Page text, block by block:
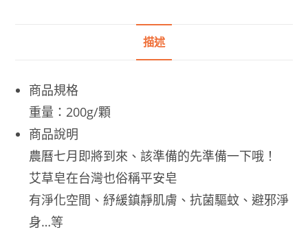
萃
描述
商品規格
重量：200g/顆
商品說明
農曆七月即將到來、該準備的先準備一下哦！
艾草皂在台灣也俗稱平安皂
有淨化空間、紓緩鎮靜肌膚、抗菌驅蚊、避邪淨
身…等